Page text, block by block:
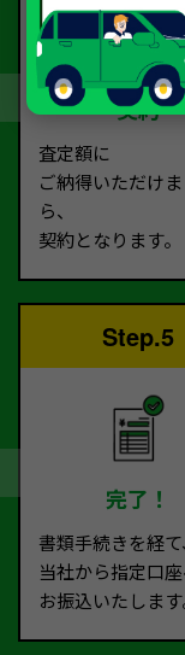
契約
査定額に
ご納得いただけ
ら、
契約となります。
Step.5
完了！
書類手続きを経て
当社から指定口
お振込いたします